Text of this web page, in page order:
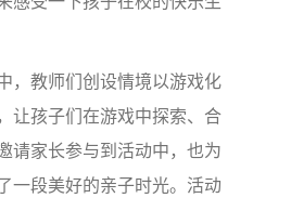
，教师们创设情境以游戏化
让孩子们在游戏中探索、合
请家长参与到活动中，也为
一段美好的亲子时光。活动